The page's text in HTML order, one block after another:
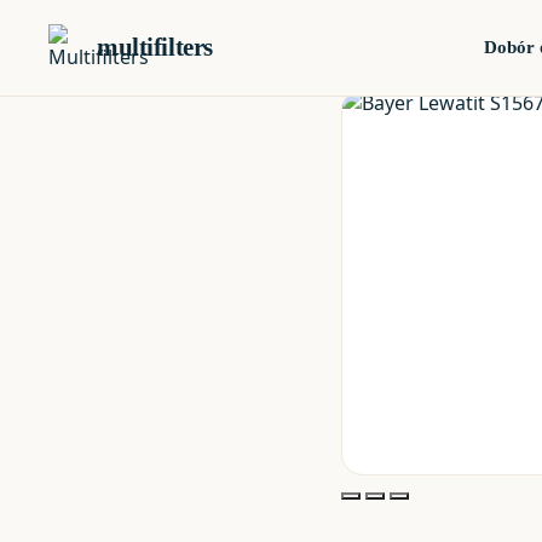
multifilters Dobór
KOMPONENTY›